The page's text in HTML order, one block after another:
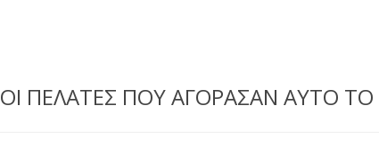
ΟΙ ΠΕΛΑΤΕΣ ΠΟΥ ΑΓΟΡΑΣΑΝ ΑΥΤΟ